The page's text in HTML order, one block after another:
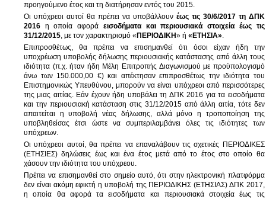
προηγούμενο έτος και τη διατήρησαν εντός του 2015.
Οι υπόχρεοι αυτοί θα πρέπει να υποβάλλουν έως τις 30/6/2017 τη ΔΠΚ
2016 η οποία αφορά εισοδήματα και περιουσιακά στοιχεία έως τις
31/12/2015, με τον χαρακτηρισμό « ΠΕΡΙΟΔΙΚΗ» ή «ΕΤΗΣΙΑ».
Επιπροσθέτως, θα πρέπει να επισημανθεί ότι όσοι είχαν ήδη την
υποχρέωση υποβολής δήλωσης περιουσιακής κατάστασης από άλλη τους
ιδιότητα (π.χ. ήταν ήδη Μέλη Επιτροπής Διαγωνισμού με προϋπολογισμό
άνω των 150.000,00 €) και απέκτησαν επιπροσθέτως την ιδιότητα του
Επιστημονικώς Υπευθύνου, μπορούν να είναι υπόχρεοι από περισσότερες
της μιας αιτίας. Εάν έχουν ήδη υποβάλει τη ΔΠΚ 2016 για τα εισοδήματα
και την περιουσιακή κατάσταση στις 31/12/2015 από άλλη αιτία, τότε δεν
απαιτείται η υποβολή νέας δήλωσης, αλλά μόνο η τροποποίηση της
υποβληθείσας έτσι ώστε να συμπεριλαμβάνει όλες τις ιδιότητες των
υπόχρεων.
Οι υπόχρεοι αυτοί, θα πρέπει να επαναλάβουν τις σχετικές ΠΕΡΙΟΔΙΚΕΣ
(ΕΤΗΣΙΕΣ) δηλώσεις έως και ένα έτος μετά από το έτος στο οποίο θα
χάσουν την ιδιότητα του υπόχρεου.
Πρέπει να επισημανθεί στο σημείο αυτό, ότι στην ηλεκτρονική πλατφόρμα
δεν είναι ακόμη εφικτή η υποβολή της ΠΕΡΙΟΔΙΚΗΣ (ΕΤΗΣΙΑΣ) ΔΠΚ 2017,
η οποία θα αφορά τα εισοδήματα και περιουσιακά στοιχεία έως τις